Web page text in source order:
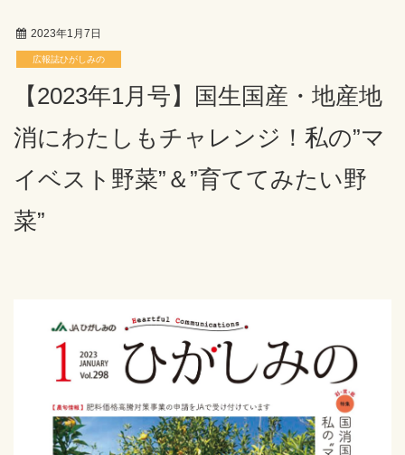
2023年1月7日
広報誌ひがしみの
【2023年1月号】国生国産・地産地
消にわたしもチャレンジ！私の”マ
イベスト野菜”＆”育ててみたい野
菜”